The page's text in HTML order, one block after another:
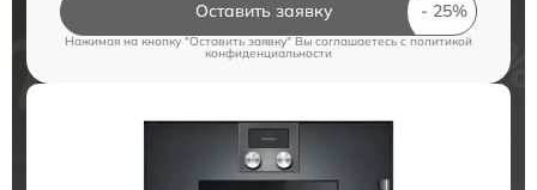
Оставить заявку
Нажимая на кнопку "Оставить заявку" Вы соглашаетесь c политикой
конфиденциальности